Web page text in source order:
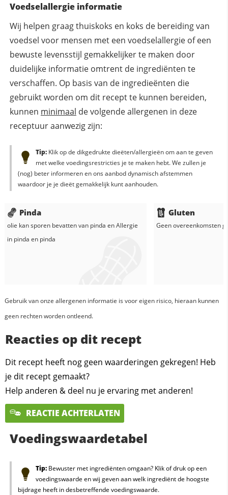
Voedselallergie informatie
Wij helpen graag thuiskoks en koks de bereiding van
voedsel voor mensen met een voedselallergie of een
bewuste levensstijl gemakkelijker te maken door
duidelijke informatie omtrent de ingrediënten te
verschaffen. Op basis van de ingredieënten die
gebruikt worden om dit recept te kunnen bereiden,
kunnen minimaal de volgende allergenen in deze
receptuur aanwezig zijn:
Tip:Klik op de dikgedrukte dieëten/allergieën om aan te geven
met welke voedingsrestricties je te maken hebt. We zullen je
(nog) beter informeren en ons aanbod dynamisch afstemmen
waardoor je je dieët gemakkelijk kunt aanhouden.
Pinda
olie kan sporen bevatten van pinda enAllergie
in pinda en pinda
Gluten
Geen overeenkomsten
Gebruik van onze allergenen informatie is voor eigen risico, hieraan kunnen
geen rechten worden ontleend.
Reacties op dit recept
Dit recept heeft nog geen waarderingen gekregen! Heb
je dit recept gemaakt?
Help anderen & deel nu je ervaring met anderen!
REACTIE ACHTERLATEN
Voedingswaardetabel
Tip:Bewuster met ingrediënten omgaan? Klik of druk op een
voedingswaarde en wij geven aan welk ingrediënt de hoogste
bijdrage heeft in desbetreffende voedingswaarde.